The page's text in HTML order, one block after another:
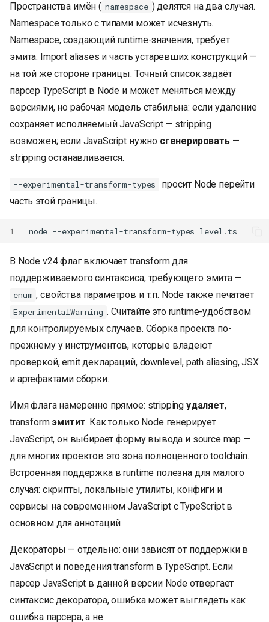
Пространства имён ( namespace ) делятся на два случая.
Namespace только с типами может исчезнуть.
Namespace, создающий runtime-значения, требует
эмита. Import aliases и часть устаревших конструкций —
на той же стороне границы. Точный список задаёт
парсер TypeScript в Node и может меняться между
версиями, но рабочая модель стабильна: если удаление
сохраняет исполняемый JavaScript — stripping
возможен; если JavaScript нужно сгенерировать—
stripping останавливается.
--experimental-transform-types
просит Node перейти
часть этой границы.
1 node --experimental-transform-types
В Node v24 флаг включает transform для
поддерживаемого синтаксиса, требующего эмита —
enum , свойства параметров и т.п. Node также печатает
ExperimentalWarning . Считайте это runtime-удобством
для контролируемых случаев. Сборка проекта по-
прежнему у инструментов, которые владеют
проверкой, emit деклараций, downlevel, path aliasing, JSX
и артефактами сборки.
Имя флага намеренно прямое: stripping удаляет,
transform эмитит. Как только Node генерирует
JavaScript, он выбирает форму вывода и source map —
для многих проектов это зона полноценного toolchain.
Встроенная поддержка в runtime полезна для малого
случая: скрипты, локальные утилиты, конфиги и
сервисы на современном JavaScript с TypeScript в
основном для аннотаций.
Декораторы — отдельно: они зависят от поддержки в
JavaScript и поведения transform в TypeScript. Если
парсер JavaScript в данной версии Node отвергает
синтаксис декоратора, ошибка может выглядеть как
ошибка парсера, а не